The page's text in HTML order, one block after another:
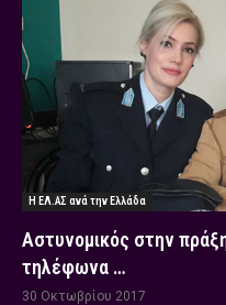
Η ΕΛ.ΑΣ ανά την Ελλάδα
Αστυνομικός στην
τηλέφωνα …
30 Οκτωβρίου 2017